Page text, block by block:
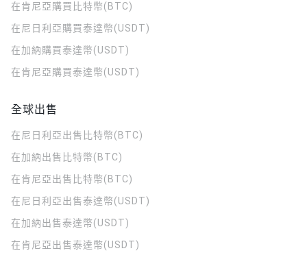
在肯尼亞購買比特幣(BTC)
在尼日利亞購買泰達幣(USDT)
在加納購買泰達幣(USDT)
在肯尼亞購買泰達幣(USDT)
全球出售
在尼日利亞出售比特幣(BTC)
在加納出售比特幣(BTC)
在肯尼亞出售比特幣(BTC)
在尼日利亞出售泰達幣(USDT)
在加納出售泰達幣(USDT)
在肯尼亞出售泰達幣(USDT)